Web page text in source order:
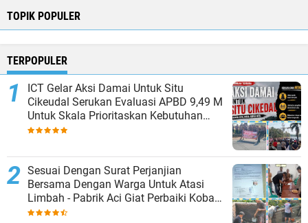
TOPIK POPULER
TERPOPULER
ICT Gelar Aksi Damai Untuk Situ
Cikeudal Serukan Evaluasi APBD 9,49 M
Untuk Skala Prioritaskan Kebutuhan
Dasar Masyarakat Belum Saat nya
Sesuai Dengan Surat Perjanjian
Bersama Dengan Warga Untuk Atasi
Limbah - Pabrik Aci Giat Perbaiki Kobak
Penampungan Air